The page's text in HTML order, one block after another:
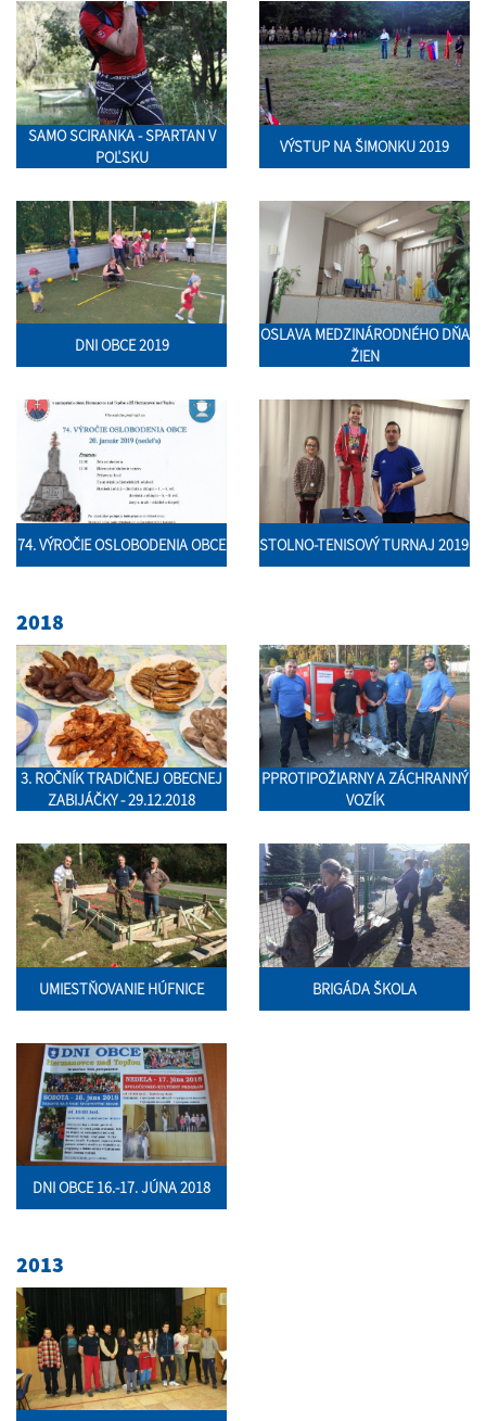
SAMO SCIRANKA - SPARTAN V
POĽSKU
VÝSTUP NA ŠIMONKU 2019
DNI OBCE 2019
OSLAVA MEDZINÁRODNÉHO DŇA
ŽIEN
74. VÝROČIE OSLOBODENIA OBCE STOLNO-TENISOVÝ TURNAJ 2019
2018
3. ROČNÍK TRADIČNEJ OBECNEJ
ZABIJÁČKY - 29.12.2018
PPROTIPOŽIARNY A ZÁCHRANNÝ
VOZÍK
UMIESTŇOVANIE HÚFNICE BRIGÁDA ŠKOLA
DNI OBCE 16.-17. JÚNA 2018
2013